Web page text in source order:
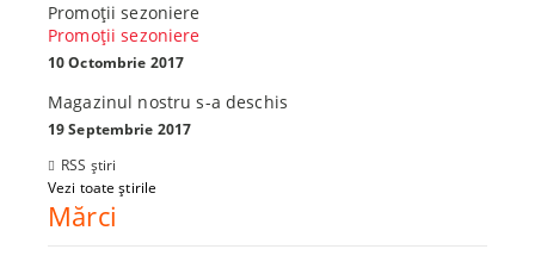
Promoţii sezoniere
Promoţii sezoniere
10 Octombrie 2017
Magazinul nostru s-a deschis
19 Septembrie 2017
RSS știri
Vezi toate știrile
Mărci